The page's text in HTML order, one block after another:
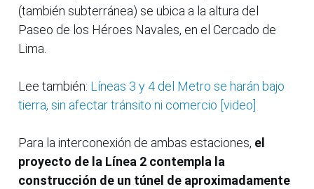
(también subterránea) se ubica a la altura del
Paseo de los Héroes Navales, en el Cercado de
Lima.
Lee también: Líneas 3 y 4 del Metro se harán bajo
tierra, sin afectar tránsito ni comercio [video]
Para la interconexión de ambas estaciones, el
proyecto de la Línea 2 contempla la
construcción de un túnel de aproximadamente